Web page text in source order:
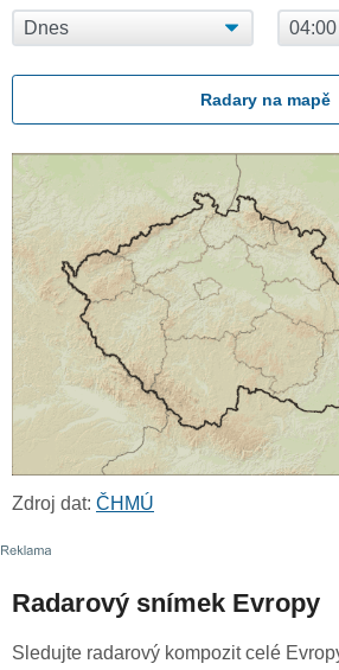
Radary na mapě
Zdroj dat: ČHMÚ
Radarový snímek Evropy
Sledujte radarový kompozit celé